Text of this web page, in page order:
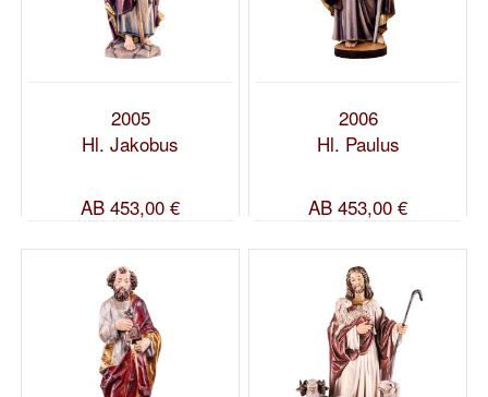
2005
Hl. Jakobus
AB 453,00 €
2006
Hl. Paulus
AB 453,00 €